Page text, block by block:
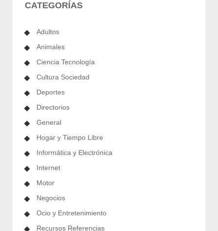
CATEGORÍAS
Adultos
Animales
Ciencia Tecnología
Cultura Sociedad
Deportes
Directorios
General
Hogar y Tiempo Libre
Informática y Electrónica
Internet
Motor
Negocios
Ocio y Entretenimiento
Recursos Referencias